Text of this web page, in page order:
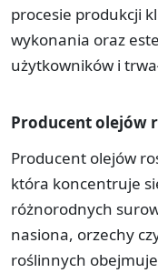
procesie produkcji
wykonania oraz
użytkowników i
Producent olejów
Producent olejów
która koncentruje
różnorodnych
nasiona, orzechy
roślinnych